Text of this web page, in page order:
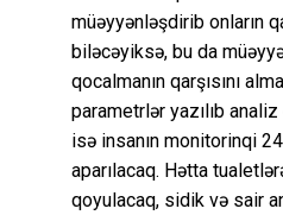
müəyyənləşdirib onların
biləcəyiksə, bu da
qocalmanın qarşısını
parametrlər yazılıb
isə insanın monitorinqi
aparılacaq. Hətta
qoyulacaq, sidik və sair